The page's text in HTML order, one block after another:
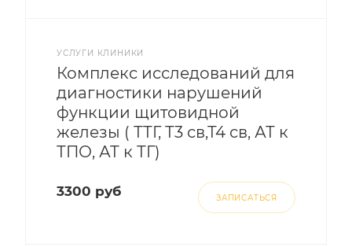
УСЛУГИ КЛИНИКИ
Комплекс исследований для
диагностики нарушений
функции щитовидной
железы ( ТТГ, Т3 св,Т4 св, АТ к
ТПО, АТ к ТГ)
3300 руб ЗАПИСАТЬСЯ